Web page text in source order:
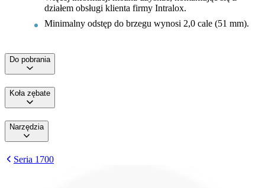
działem obsługi klienta firmy Intralox.
Minimalny odstęp do brzegu wynosi 2,0 cale (51 mm).
Do pobrania
Koła zębate
Narzędzia
Seria 1700